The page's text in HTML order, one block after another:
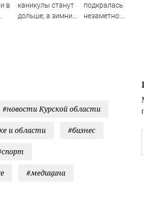
в
каникулы станут
дольше, а зимние
подкралась
незаметно:
#новости Курской области
и области #бизнес
#медицина